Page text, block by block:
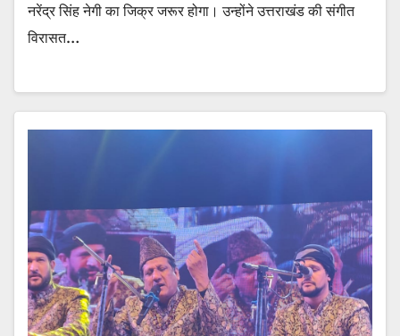
नरेंद्र सिंह नेगी का जिक्र जरूर होगा। उन्होंने उत्तराखंड की संगीत
विरासत…